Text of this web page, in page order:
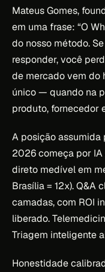
Mateus Gomes,
em uma frase: “O
do nosso método.
responder, você
de mercado vem do
único — quando na
produto, fornecedor
A posição
2026 começa por
direto medível em
Brasília = 12x). Q&A
camadas, com ROI
liberado.
Triagem inteligente
Honestidade